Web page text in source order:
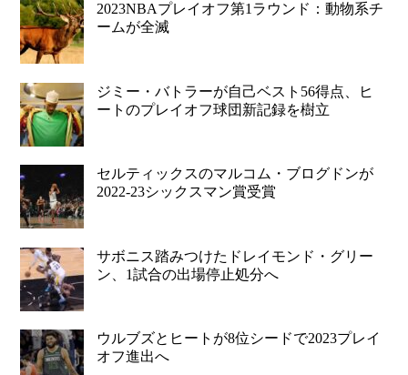
2023NBAプレイオフ第1ラウンド：動物系チ
ームが全滅
ジミー・バトラーが自己ベスト56得点、ヒ
ートのプレイオフ球団新記録を樹立
セルティックスのマルコム・ブログドンが
2022-23シックスマン賞受賞
サボニス踏みつけたドレイモンド・グリー
ン、1試合の出場停止処分へ
ウルブズとヒートが8位シードで2023プレイ
オフ進出へ